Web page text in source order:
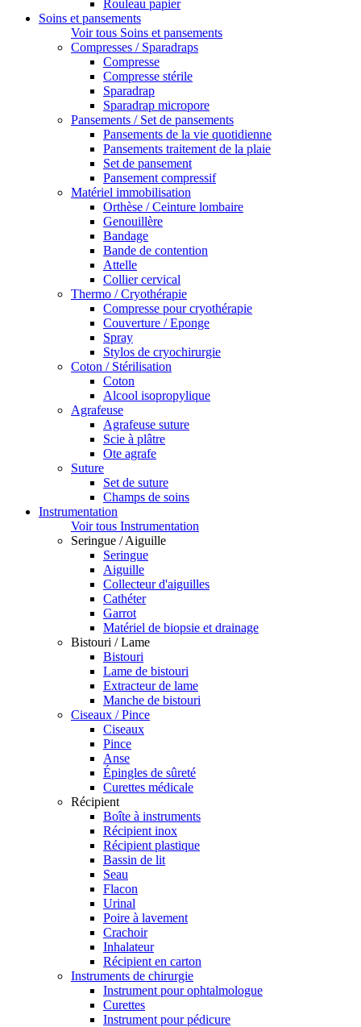
Rouleau papier
Soins et pansements
Voir tous Soins et pansements
Compresses / Sparadraps
Compresse
Compresse stérile
Sparadrap
Sparadrap micropore
Pansements / Set de pansements
Pansements de la vie quotidienne
Pansements traitement de la plaie
Set de pansement
Pansement compressif
Matériel immobilisation
Orthèse / Ceinture lombaire
Genouillère
Bandage
Bande de contention
Attelle
Collier cervical
Thermo / Cryothérapie
Compresse pour cryothérapie
Couverture / Eponge
Spray
Stylos de cryochirurgie
Coton / Stérilisation
Coton
Alcool isopropylique
Agrafeuse
Agrafeuse suture
Scie à plâtre
Ote agrafe
Suture
Set de suture
Champs de soins
Instrumentation
Voir tous Instrumentation
Seringue / Aiguille
Seringue
Aiguille
Collecteur d'aiguilles
Cathéter
Garrot
Matériel de biopsie et drainage
Bistouri / Lame
Bistouri
Lame de bistouri
Extracteur de lame
Manche de bistouri
Ciseaux / Pince
Ciseaux
Pince
Anse
Épingles de sûreté
Curettes médicale
Récipient
Boîte à instruments
Récipient inox
Récipient plastique
Bassin de lit
Seau
Flacon
Urinal
Poire à lavement
Crachoir
Inhalateur
Récipient en carton
Instruments de chirurgie
Instrument pour ophtalmologue
Curettes
Instrument pour pédicure